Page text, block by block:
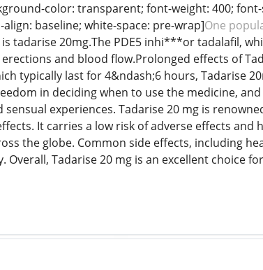
color: transparent; font-weight: 400;
baseline; white-space: pre-wrap]One
tadarise 20mg.The PDE5 inhi***or tadalafil,
and blood flow.Prolonged effects of
typically last for 4&ndash;6 hours, Tadarise
in deciding when to use the medicine,
experiences. Tadarise 20 mg is
It carries a low risk of adverse effects
the globe. Common side effects, including
Tadarise 20 mg is an excellent choice